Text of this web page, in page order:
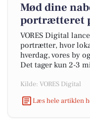
Mød dine
portrætteret
VORES Digital
portrætter, hvor
hverdag, vores by
Det tager kun 2-3
Kilde: VORES Digital
Læs hele artiklen